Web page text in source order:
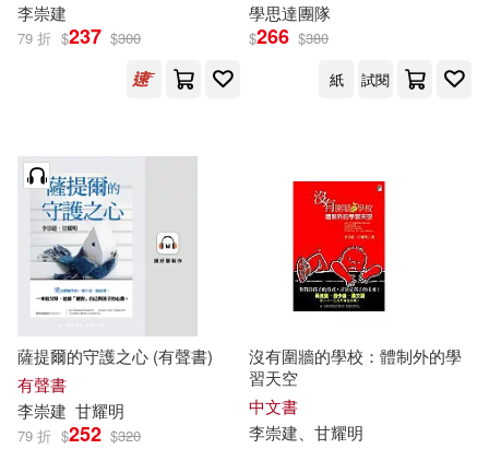
李崇建
79 折 $237 $300
學思達團隊
$266 $380
紙
試閱
薩提爾的守護之心 (有聲書)
有聲書
李崇建 甘耀明
79 折 $252 $320
沒有圍牆的學校：體制外的學
習天空
中文書
李崇建 、甘耀明